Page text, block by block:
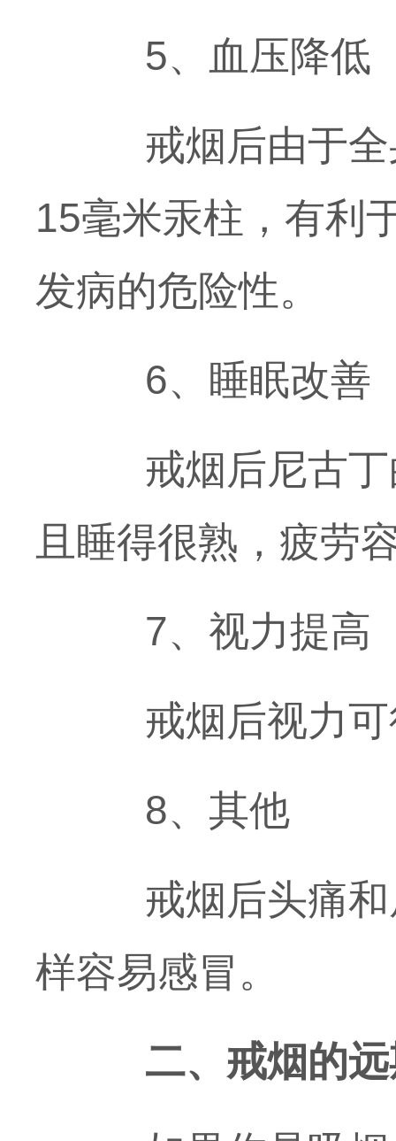
5、血压降低
戒烟后由于全
15毫米汞柱，有利
发病的危险性。
6、睡眠改善
戒烟后尼古丁
且睡得很熟，疲劳
7、视力提高
戒烟后视力可
8、其他
戒烟后头痛和
样容易感冒。
二、戒烟的